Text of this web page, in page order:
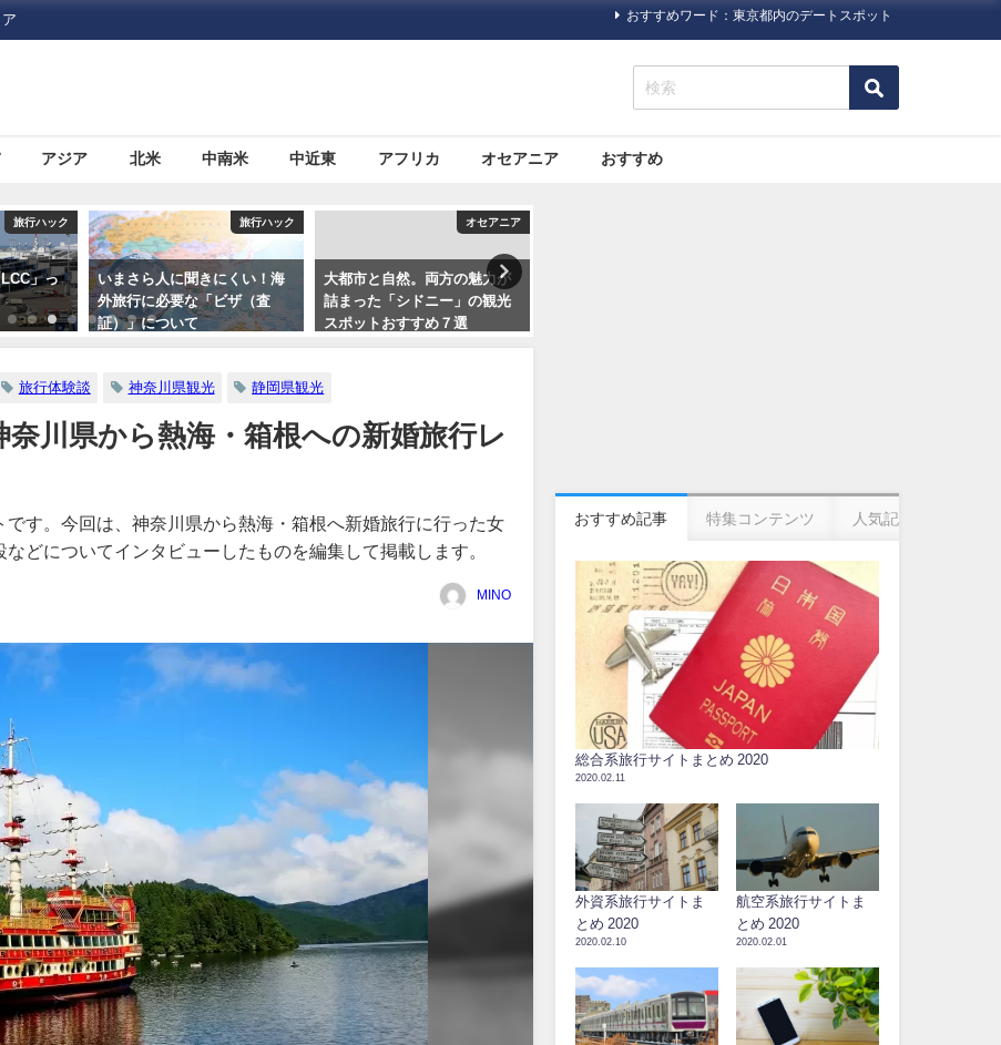
おすすめワード：東京都内のデートスポット
アジア 北米 中南米 中近東 アフリカ オセアニア おすすめ
旅行ハック
」っ
旅行ハック
いまさら人に聞きにくい！海
外旅行に必要な「ビザ（査
証）」について
オセアニア
大都市と自然。両方の魅力が
詰まった「シドニー」の観光
スポットおすすめ７選
旅行体験談 神奈川県観光 静岡県観光
奈川県から熱海・箱根への新婚旅行レ
す。今回は、神奈川県から熱海・箱根へ新婚旅行に行った女
どについてインタビューしたものを編集して掲載します。
MINO
おすすめ記事 特集コンテンツ 人気記事
総合系旅行サイトまとめ 2020
2020.02.11
外資系旅行サイトま
とめ 2020
2020.02.10
航空系旅行サイトま
とめ 2020
2020.02.01